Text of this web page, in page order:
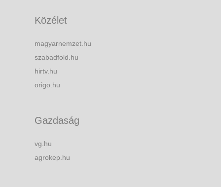
Közélet
magyarnemzet.hu
szabadfold.hu
hirtv.hu
origo.hu
Gazdaság
vg.hu
agrokep.hu